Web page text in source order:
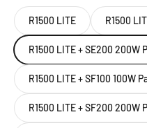
R1500 LITE R1500
R1500 LITE + SE200 200W
R1500 LITE + SF100 100W
R1500 LITE + SF200 200W